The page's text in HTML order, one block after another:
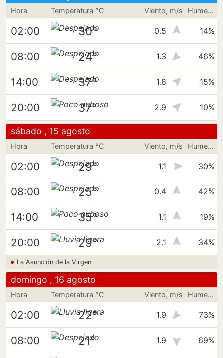
Hora Temperatura °C Viento, m/s Humedad
02:00 30° 0.5 14%
08:00 24° 1.3 46%
14:00 37° 1.8 15%
20:00 37° 2.9 10%
sábado , 15 agosto
Hora Temperatura °C Viento, m/s Humedad
02:00 29° 1.1 30%
08:00 25° 0.4 42%
14:00 35° 1.1 19%
20:00 29° 2.1 34%
La Asunción de la Virgen
domingo , 16 agosto
Hora Temperatura °C Viento, m/s Humedad
02:00 22° 1.9 73%
08:00 21° 1.9 69%